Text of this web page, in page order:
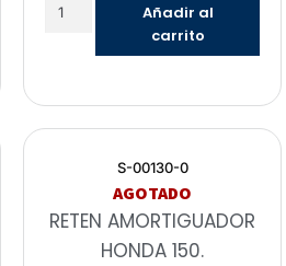
Añadir al
carrito
S-00130-0
AGOTADO
RETEN AMORTIGUADOR
HONDA 150.